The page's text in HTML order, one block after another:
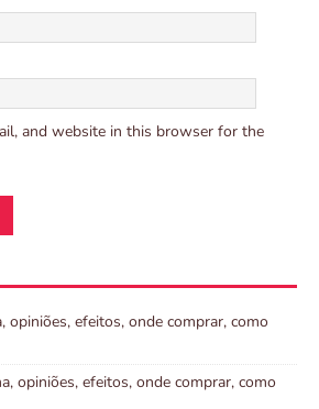
and website in this browser for the
opiniões, efeitos, onde comprar, como
opiniões, efeitos, onde comprar, como